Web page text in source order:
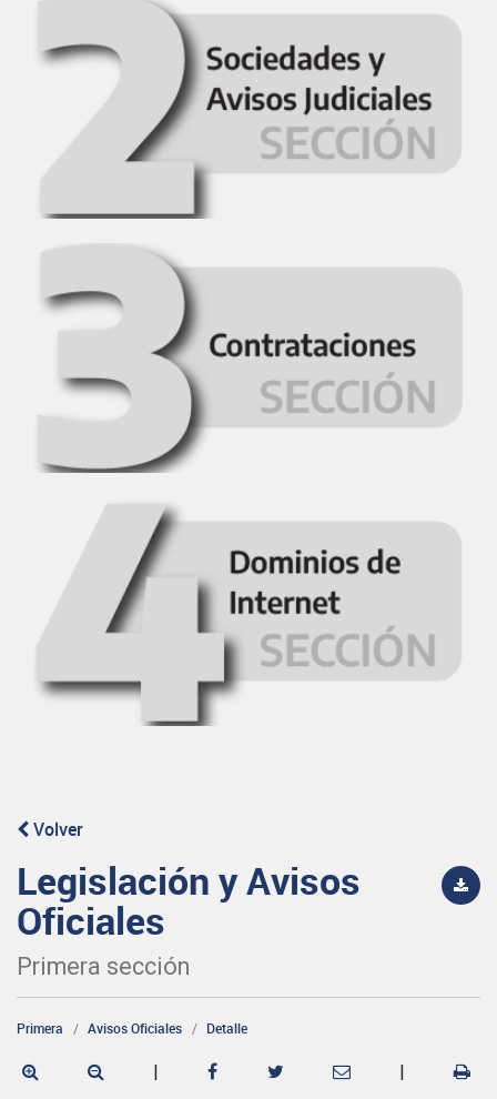
Volver
Legislación y Avisos
Oficiales
Primera sección
Primera Avisos Oficiales Detalle
| |